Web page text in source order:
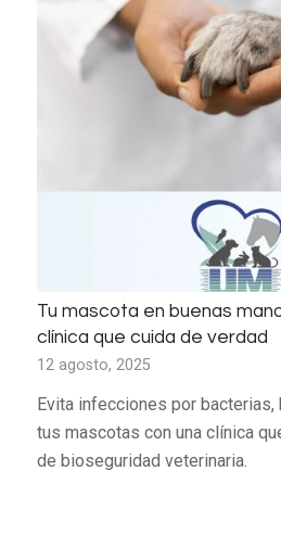
Tu mascota en buenas
clínica que cuida de verdad
12 agosto, 2025
Evita infecciones por
tus mascotas con una clínica
de bioseguridad veterinaria.